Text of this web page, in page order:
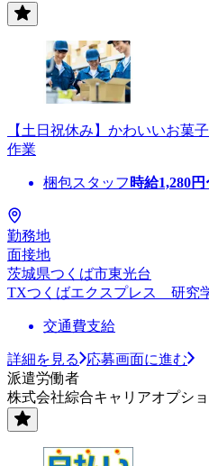
【土日祝休み】かわいいお菓
作業
梱包スタッフ 時給1,280
勤務地
面接地
茨城県つくば市東光台
TXつくばエクスプレス 研究
交通費支給
詳細を見る
応募画面に進む
派遣労働者
株式会社綜合キャリアオプシ